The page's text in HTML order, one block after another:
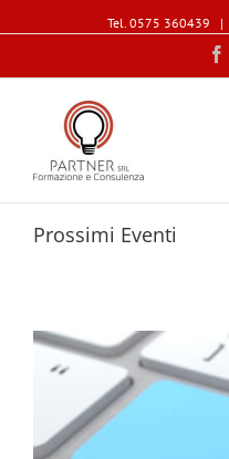
Tel. 0575 360439 |
Prossimi Eventi